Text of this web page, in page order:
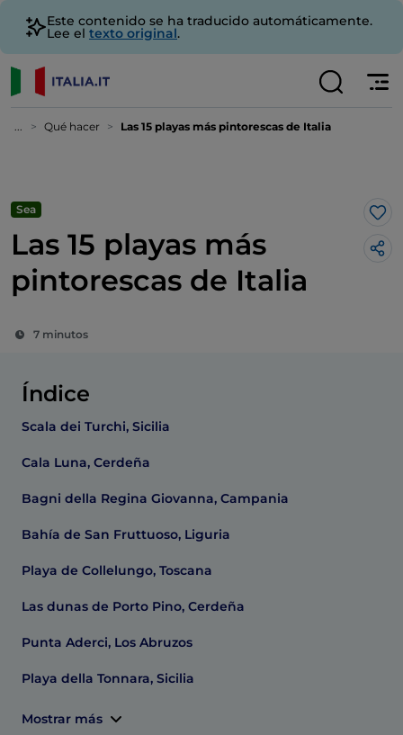
Este contenido se ha traducido automáticamente.
Lee el texto original.
... Qué hacer Las 15 playas más pintorescas de Italia
Sea
Las 15 playas más
pintorescas de Italia
7 minutos
Me
Índice
Scala dei Turchi, Sicilia
Cala Luna, Cerdeña
Bagni della Regina Giovanna, Campania
Bahía de San Fruttuoso, Liguria
Playa de Collelungo, Toscana
Las dunas de Porto Pino, Cerdeña
Punta Aderci, Los Abruzos
Playa della Tonnara, Sicilia
Mostrar más